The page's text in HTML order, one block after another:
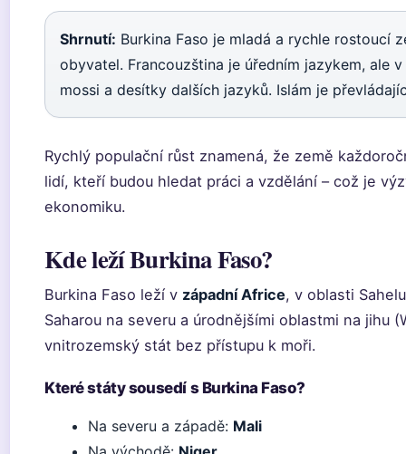
Shrnutí: Burkina Faso je mladá a rychle rostoucí
obyvatel. Francouzština je úředním jazykem, ale
mossi a desítky dalších jazyků. Islám je
Rychlý populační růst znamená, že země
lidí, kteří budou hledat práci a vzdělání – což je
ekonomiku.
Kde leží Burkina Faso?
Burkina Faso leží v západní Africe, v oblasti
Saharou na severu a úrodnějšími oblastmi na jihu
vnitrozemský stát bez přístupu k moři.
Které státy sousedí s Burkina Faso?
Na severu a západě: Mali